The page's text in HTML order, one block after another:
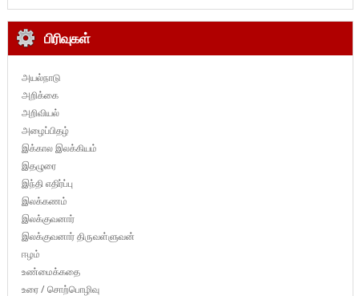
பிரிவுகள்
அயல்நாடு
அறிக்கை
அறிவியல்
அழைப்பிதழ்
இக்கால இலக்கியம்
இதழுரை
இந்தி எதிர்ப்பு
இலக்கணம்
இலக்குவனார்
இலக்குவனார் திருவள்ளுவன்
ஈழம்
உண்மைக்கதை
உரை / சொற்பொழிவு